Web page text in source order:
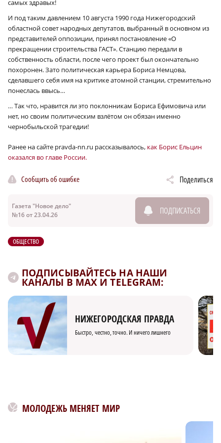
самых здравых!
И под таким давлением 10 августа 1990 года Нижегородский
областной совет народных депутатов, выбранный в основном из
представителей оппозиции, принял постановление «О
прекращении строительства ГАСТ». Станцию передали в
собственность области, после чего проект был окончательно
похоронен. Зато политическая карьера Бориса Немцова,
сделавшего себя имя на критике атомной станции, стремительно
понеслась ввысь…
… Так что, нравится ли это поклонникам Бориса Ефимовича или
нет, но своим политическим взлётом он обязан именно
чернобыльской трагедии!
Ранее на сайте pravda-nn.ru рассказывалось, как Борис Ельцин
оказался во главе России.
Сообщить об ошибке Поделиться
Газета "Новое дело"
№16 от 23.04.26
ПОДПИСАТЬСЯ
ОБЩЕСТВО
ПОДПИСЫВАЙТЕСЬ НА НАШИ
КАНАЛЫ В MAX И TELEGRAM:
НИЖЕГОРОДСКАЯ ПРАВДА
Быстро, честно, точно. И ничего лишнего
МОЛОДЕЖЬ МЕНЯЕТ МИР